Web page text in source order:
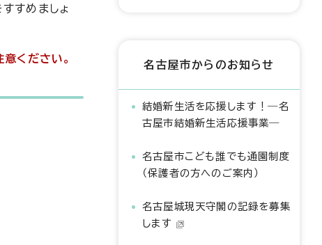
すめましょ
ください。
名古屋市からのお知らせ
結婚新生活を応援します！―名
古屋市結婚新生活応援事業―
名古屋市こども誰でも通園制度
（保護者の方へのご案内）
名古屋城現天守閣の記録を募集
します